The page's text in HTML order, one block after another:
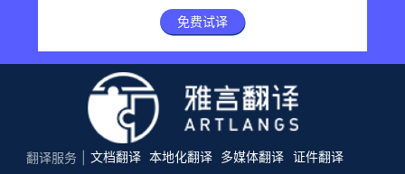
免费试译
翻译服务 文档翻译 本地化翻译 多媒体翻译 证件翻译